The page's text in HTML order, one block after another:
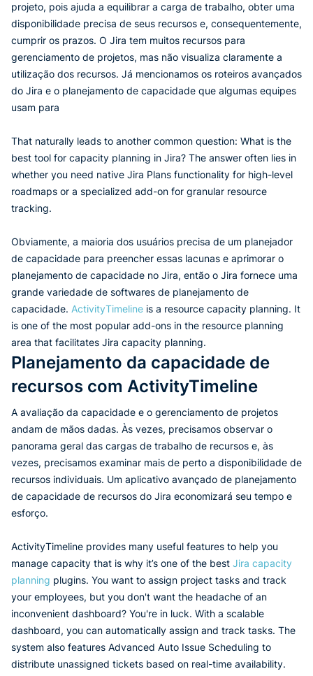
projeto, pois ajuda a equilibrar a carga de trabalho, obter uma
disponibilidade precisa de seus recursos e, consequentemente,
cumprir os prazos. O Jira tem muitos recursos para
gerenciamento de projetos, mas não visualiza claramente a
utilização dos recursos. Já mencionamos os roteiros avançados
do Jira e o planejamento de capacidade que algumas equipes
usam para
That naturally leads to another common question: What is the
best tool for capacity planning in Jira? The answer often lies in
whether you need native Jira Plans functionality for high-level
roadmaps or a specialized add-on for granular resource
tracking.
Obviamente, a maioria dos usuários precisa de um planejador
de capacidade para preencher essas lacunas e aprimorar o
planejamento de capacidade no Jira, então o Jira fornece uma
grande variedade de softwares de planejamento de
capacidade. ActivityTimeline is a resource capacity planning. It
is one of the most popular add-ons in the resource planning
area that facilitates Jira capacity planning.
Planejamento da capacidade de
recursos com ActivityTimeline
A avaliação da capacidade e o gerenciamento de projetos
andam de mãos dadas. Às vezes, precisamos observar o
panorama geral das cargas de trabalho de recursos e, às
vezes, precisamos examinar mais de perto a disponibilidade de
recursos individuais. Um aplicativo avançado de planejamento
de capacidade de recursos do Jira economizará seu tempo e
esforço.
ActivityTimeline provides many useful features to help you
manage capacity that is why it’s one of the best Jira capacity
planning plugins. You want to assign project tasks and track
your employees, but you don't want the headache of an
inconvenient dashboard? You're in luck. With a scalable
dashboard, you can automatically assign and track tasks. The
system also features Advanced Auto Issue Scheduling to
distribute unassigned tickets based on real-time availability.